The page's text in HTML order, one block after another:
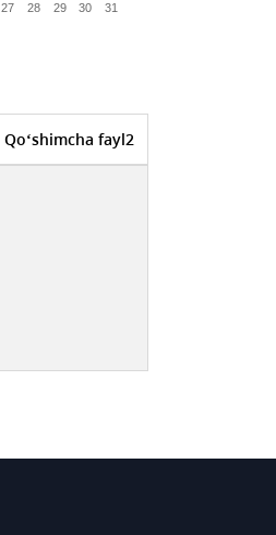
27 28 29 30 31
Qo‘shimcha fayl2